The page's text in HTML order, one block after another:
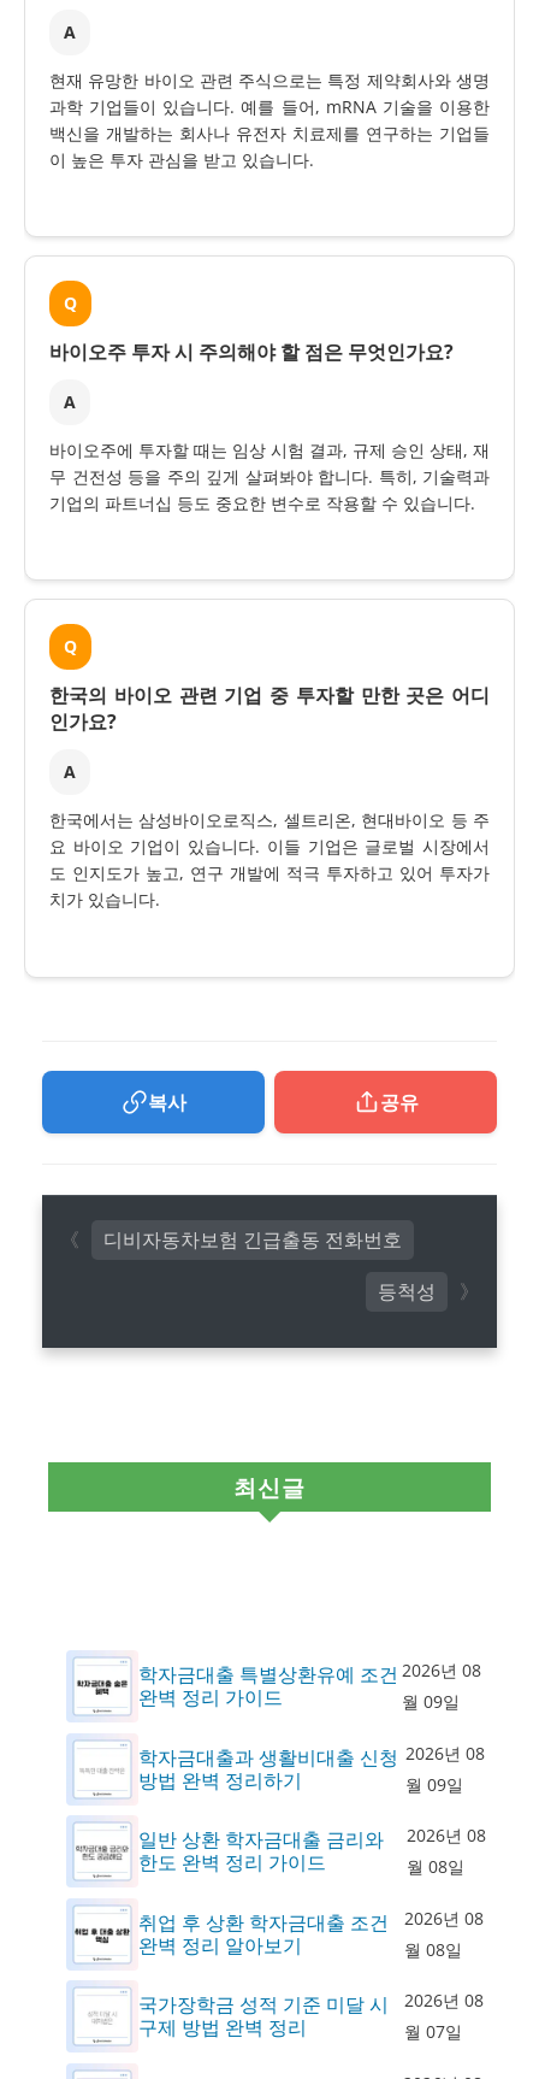
A
현재 유망한 바이오 관련 주식으로는 특정 제약회사와 생명
과학 기업들이 있습니다. 예를 들어, mRNA 기술을 이용한
백신을 개발하는 회사나 유전자 치료제를 연구하는 기업들
이 높은 투자 관심을 받고 있습니다.
Q
바이오주 투자 시 주의해야 할 점은 무엇인가요?
A
바이오주에 투자할 때는 임상 시험 결과, 규제 승인 상태, 재
무 건전성 등을 주의 깊게 살펴봐야 합니다. 특히, 기술력과
기업의 파트너십 등도 중요한 변수로 작용할 수 있습니다.
Q
한국의 바이오 관련 기업 중 투자할 만한 곳은 어디
인가요?
A
한국에서는 삼성바이오로직스, 셀트리온, 현대바이오 등 주
요 바이오 기업이 있습니다. 이들 기업은 글로벌 시장에서
도 인지도가 높고, 연구 개발에 적극 투자하고 있어 투자가
치가 있습니다.
복사 공유
등척성
디비자동차보험 긴급출동 전화번호
최신글
학자금대출 특별상환유예 조건
완벽 정리 가이드
2026년 08
월 09일
학자금대출과 생활비대출 신청
방법 완벽 정리하기
2026년 08
월 09일
일반 상환 학자금대출 금리와
한도 완벽 정리 가이드
2026년 08
월 08일
취업 후 상환 학자금대출 조건
완벽 정리 알아보기
2026년 08
월 08일
국가장학금 성적 기준 미달 시
구제 방법 완벽 정리
2026년 08
월 07일